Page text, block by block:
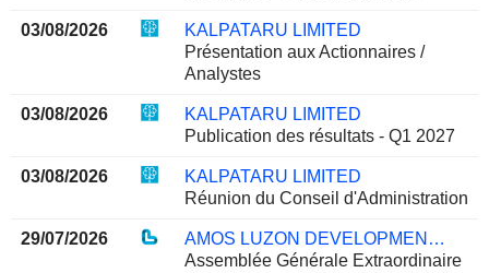
03/08/2026
KALPATARU LIMITED
Présentation aux Actionnaires /
Analystes
03/08/2026
KALPATARU LIMITED
Publication des résultats - Q1 2027
03/08/2026
KALPATARU LIMITED
Réunion du Conseil d'Administration
29/07/2026
AMOS LUZON DEVELOPMENT AND ENERGY GROUP LTD
Assemblée Générale Extraordinaire